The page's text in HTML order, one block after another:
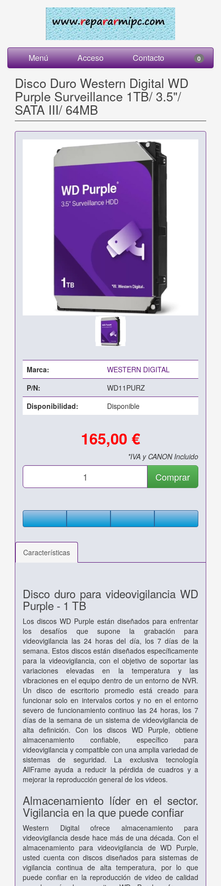
Menú Acceso Contacto 0
Disco Duro Western Digital WD
Purple Surveillance 1TB/ 3.5"/
SATA III/ 64MB
Marca:
WESTERN DIGITAL
P/N:
WD11PURZ
Disponibilidad:
Disponible
165,00 €
*IVA y CANON Incluido
Comprar
Características
Disco duro para videovigilancia WD
Purple - 1 TB
Los discos WD Purple están diseñados para enfrentar
los desafíos que supone la grabación para
videovigilancia las 24 horas del día, los 7 días de la
semana. Estos discos están diseñados específicamente
para la videovigilancia, con el objetivo de soportar las
variaciones elevadas en la temperatura y las
vibraciones en el equipo dentro de un entorno de NVR.
Un disco de escritorio promedio está creado para
funcionar solo en intervalos cortos y no en el entorno
severo de funcionamiento continuo las 24 horas, los 7
días de la semana de un sistema de videovigilancia de
alta definición. Con los discos WD Purple, obtiene
almacenamiento confiable, específico para
videovigilancia y compatible con una amplia variedad de
sistemas de seguridad. La exclusiva tecnología
AllFrame ayuda a reducir la pérdida de cuadros y a
mejorar la reproducción general de los videos.
Almacenamiento líder en el sector.
Vigilancia en la que puede confiar
Western Digital ofrece almacenamiento para
videovigilancia desde hace más de una década. Con el
almacenamiento para videovigilancia de WD Purple,
usted cuenta con discos diseñados para sistemas de
vigilancia continua de alta temperatura, por lo que
puede confiar en la reproducción de video de calidad